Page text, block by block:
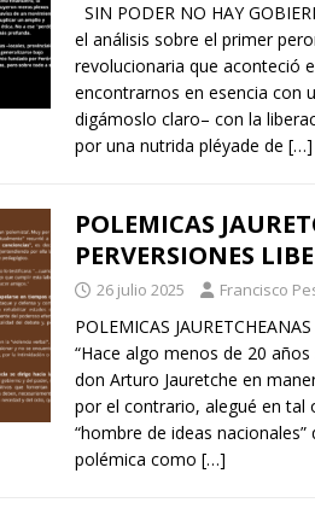
SIN PODER NO HAY
el análisis sobre el primer
revolucionaria que aconteció
encontrarnos en esencia con
digámoslo claro– con la
por una nutrida pléyade de […]
POLEMICAS
PERVERSIONES
26 julio 2025 Francisco
POLEMICAS
“Hace algo menos de 20
don Arturo Jauretche en
por el contrario, alegué en tal
“hombre de ideas
polémica como […]